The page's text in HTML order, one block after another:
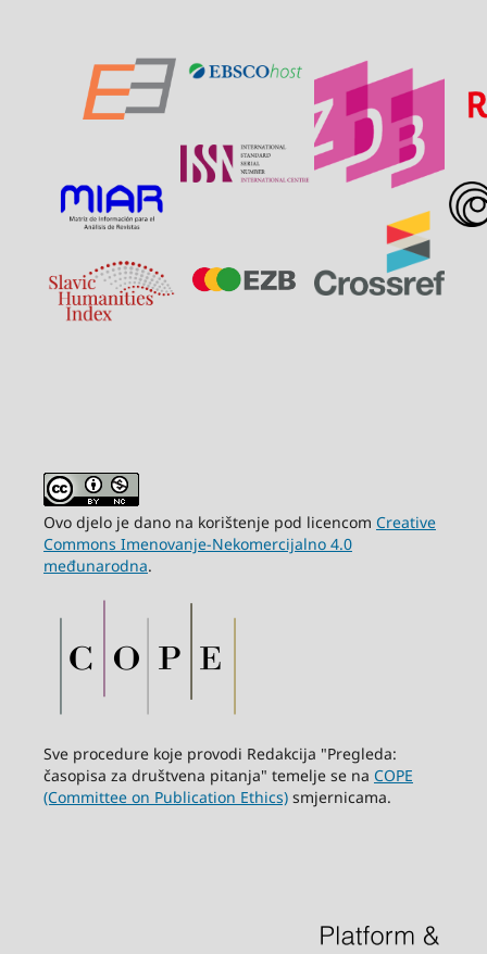
Ovo djelo je dano na korištenje pod licencom Creative
Commons Imenovanje-Nekomercijalno 4.0
međunarodna.
Sve procedure koje provodi Redakcija "Pregleda:
časopisa za društvena pitanja" temelje se na COPE
(Committee on Publication Ethics)smjernicama.